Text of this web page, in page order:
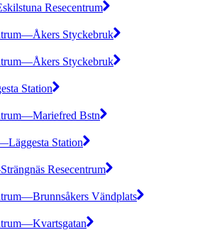
Resecentrum
Styckebruk
Styckebruk
Station
Bstn
Station
Resecentrum
Vändplats